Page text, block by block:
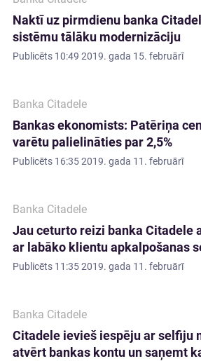
Naktī uz pirmdienu banka
sistēmu tālāku modernizāciju
Publicēts 10:49 2019. gada 15. februārī
Banka Citadele
Bankas ekonomists: Patēriņa
varētu palielināties par 2,5%
Publicēts 16:35 2019. gada 11. februārī
Banka Citadele
Jau ceturto reizi banka Citadele
ar labāko klientu apkalpošanas
Publicēts 11:35 2019. gada 11. februārī
Banka Citadele
Citadele ievieš iespēju ar selfiju
atvērt bankas kontu un saņemt